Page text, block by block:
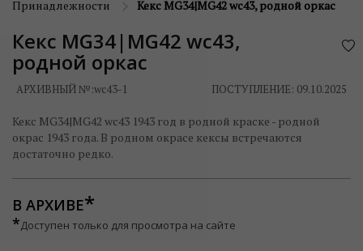
Принадлежности
Кекс MG34|MG42 wc43, родной оркас
Кекс MG34|MG42 wc43,
родной оркас
АРХИВНЫЙ №:wc43-1 ПОСТУПЛЕНИЕ: 09.10.2025
Кекс MG34|MG42 wc43 1943 год в родной краске - родной
окрас 1943 года. В родном окрасе кексы встречаются
достаточно редко.
В АРХИВЕ
*Доступен только для просмотра на сайте